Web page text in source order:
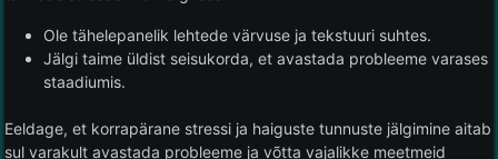
Ole tähelepanelik lehtede värvuse ja tekstuuri suhtes.
Jälgi taime üldist seisukorda, et avastada probleeme varases
staadiumis.
Eeldage, et korrapärane stressi ja haiguste tunnuste jälgimine aitab
sul varakult avastada probleeme ja võtta vajalikke meetmeid